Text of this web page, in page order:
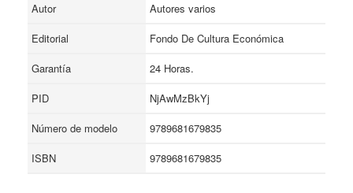
Autor
Autores varios
Editorial
Fondo De Cultura Económica
Garantía
24 Horas.
PID
NjAwMzBkYj
Número de modelo
9789681679835
ISBN
9789681679835